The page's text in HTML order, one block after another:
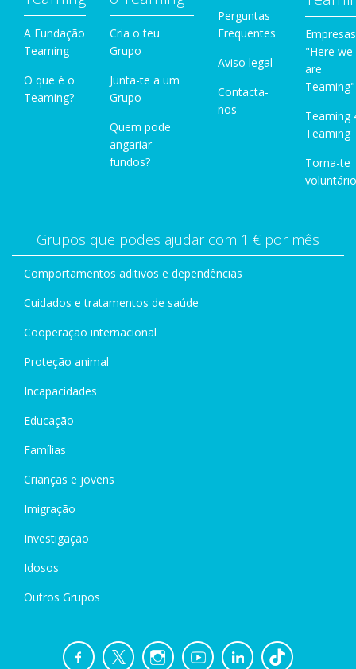
A Fundação
Teaming
O que é o
Teaming?
Cria o teu
Grupo
Junta-te a um
Grupo
Quem pode
angariar
fundos?
Perguntas
Frequentes
Aviso legal
Contacta-
nos
Empresas
"Here we
are
Teaming"
Teaming
Teaming
Torna-te
Grupos que podes ajudar com 1 € por mês
Comportamentos aditivos e dependências
Cuidados e tratamentos de saúde
Cooperação internacional
Proteção animal
Incapacidades
Educação
Famílias
Crianças e jovens
Imigração
Investigação
Idosos
Outros Grupos